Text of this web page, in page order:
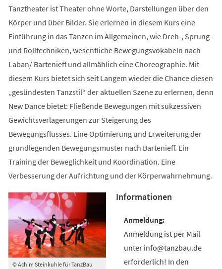
Tanztheater ist Theater ohne Worte, Darstellungen über den
Körper und über Bilder. Sie erlernen in diesem Kurs eine
Einführung in das Tanzen im Allgemeinen, wie Dreh-, Sprung-
und Rolltechniken, wesentliche Bewegungsvokabeln nach
Laban/ Bartenieff und allmählich eine Choreographie. Mit
diesem Kurs bietet sich seit Langem wieder die Chance diesen
„gesündesten Tanzstil“ der aktuellen Szene zu erlernen, denn
New Dance bietet: Fließende Bewegungen mit sukzessiven
Gewichtsverlagerungen zur Steigerung des
Bewegungsflusses. Eine Optimierung und Erweiterung der
grundlegenden Bewegungsmuster nach Bartenieff. Ein
Training der Beweglichkeit und Koordination. Eine
Verbesserung der Aufrichtung und der Körperwahrnehmung.
© Achim Steinkuhle für TanzBau
Informationen
Anmeldung ist per Mail
unter info@tanzbau.de
erforderlich! In den